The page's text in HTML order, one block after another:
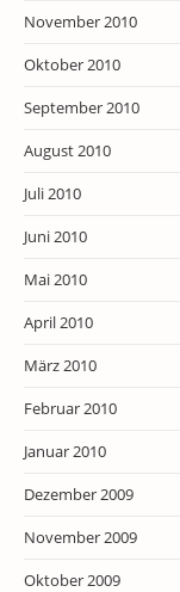
November 2010
Oktober 2010
September 2010
August 2010
Juli 2010
Juni 2010
Mai 2010
April 2010
März 2010
Februar 2010
Januar 2010
Dezember 2009
November 2009
Oktober 2009